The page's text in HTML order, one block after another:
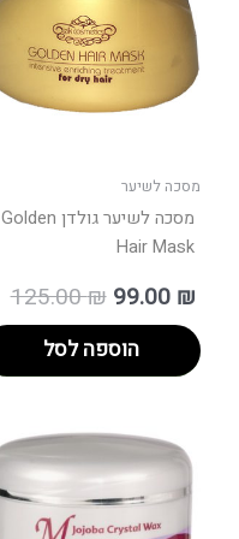
מסכה לשיער
מסכה לשיער גולדן Golden
Hair Mask
125.00₪ 99.00 ₪
הוספה לסל